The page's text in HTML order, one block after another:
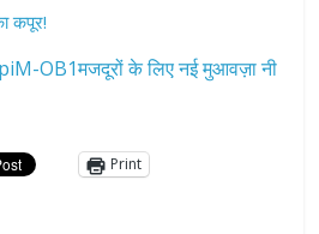
कपूर!
OB1मजदूरों के लिए नई मुआवज़ा नी
Print